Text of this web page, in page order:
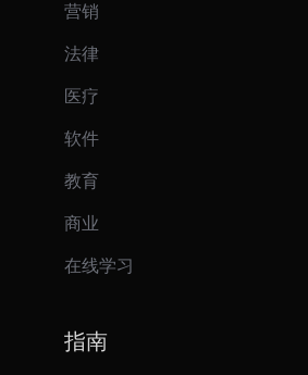
营销
法律
医疗
软件
教育
商业
在线学习
指南